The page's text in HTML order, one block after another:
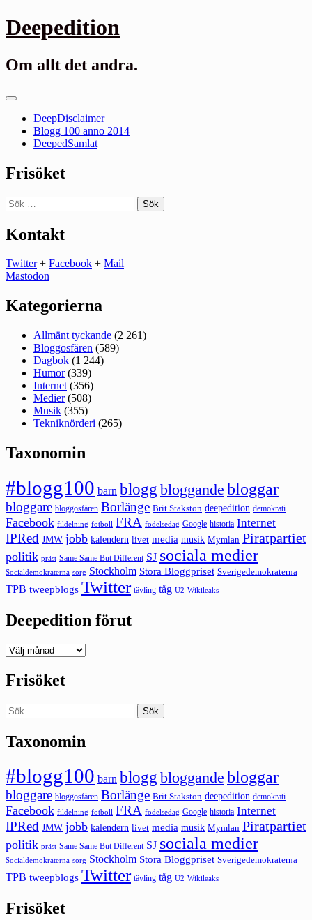
Gå
till
Deepedition
Om allt det andra.
Primär
DeepDisclaimer
Blogg 100 anno 2014
DeepedSamlat
Frisöket
Sök
efter:
Kontakt
Twitter+ Facebook + Mail
Mastodon
Kategorierna
Allmänt tyckande (2 261)
Bloggosfären (589)
Dagbok (1 244)
Humor(339)
Internet (356)
Medier(508)
Musik (355)
Tekniknörderi (265)
Taxonomin
#blogg100 barn blogg bloggande bloggar
bloggare bloggosfären Borlänge Brit Stakston deepedition demokrati
Facebook fildelning fotboll FRA födelsedag Google historia Internet
IPRed JMW jobb kalendern livet media musik Mymlan Piratpartiet
politik präst Same Same But Different SJ sociala medier
Socialdemokraterna sorg Stockholm Stora Bloggpriset Sverigedemokraterna
TPB tweepblogs Twitter tävling tåg U2 Wikileaks
Deepedition förut
Deepedition
Frisöket
Sök
efter:
Taxonomin
#blogg100 barn blogg bloggande bloggar
bloggare bloggosfären Borlänge Brit Stakston deepedition demokrati
Facebook fildelning fotboll FRA födelsedag Google historia Internet
IPRed JMW jobb kalendern livet media musik Mymlan Piratpartiet
politik präst Same Same But Different SJ sociala medier
Socialdemokraterna sorg Stockholm Stora Bloggpriset Sverigedemokraterna
TPB tweepblogs Twitter tävling tåg U2 Wikileaks
Frisöket